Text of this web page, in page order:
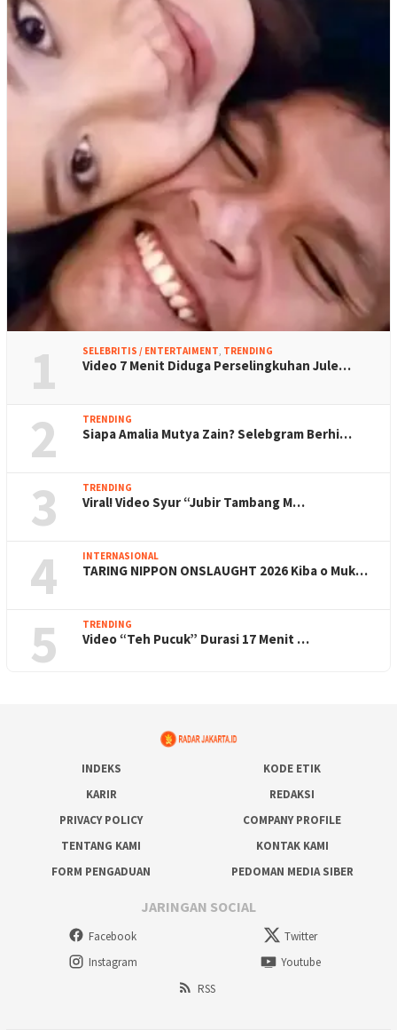
1 SELEBRITIS / ENTERTAIMENT, TRENDING
Video 7 Menit Diduga Perselingkuhan Jule…
2 TRENDING
Siapa Amalia Mutya Zain? Selebgram Berhi…
3 TRENDING
Viral! Video Syur “Jubir Tambang M…
4 INTERNASIONAL
TARING NIPPON ONSLAUGHT 2026 Kiba o Muk…
5 TRENDING
Video “Teh Pucuk” Durasi 17 Menit …
INDEKS
KODE ETIK
KARIR
REDAKSI
PRIVACY POLICY
COMPANY PROFILE
TENTANG KAMI
KONTAK KAMI
FORM PENGADUAN
PEDOMAN MEDIA SIBER
JARINGAN SOCIAL
Facebook
Twitter
Instagram
Youtube
RSS